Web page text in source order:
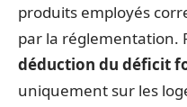
produits employés
par la réglementation.
déduction du déficit
uniquement sur les